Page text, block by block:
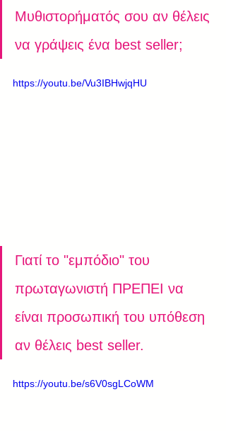
Μυθιστορήματός σου αν θέλεις
να γράψεις ένα best seller;
https://youtu.be/Vu3IBHwjqHU
Γιατί το "εμπόδιο" του
πρωταγωνιστή ΠΡΕΠΕΙ να
είναι προσωπική του υπόθεση
αν θέλεις best seller.
https://youtu.be/s6V0sgLCoWM